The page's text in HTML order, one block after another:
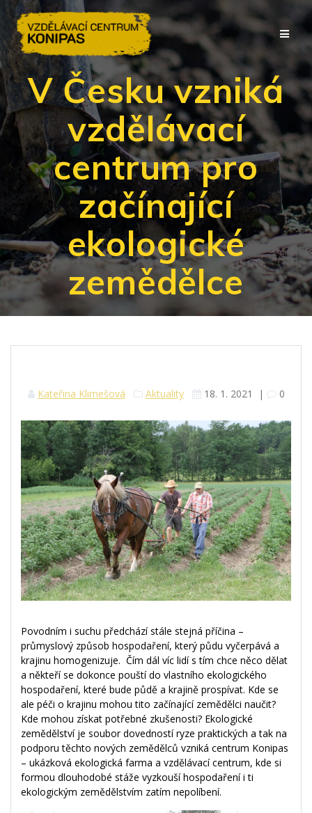
Přeskočit
na
obsah
V Česku vzniká
vzdělávací
centrum pro
začínající
ekologické
zemědělce
Kateřina Klimešová Aktuality 18. 1. 2021 | 0
Povodním i suchu předchází stále stejná příčina –
průmyslový způsob hospodaření, který půdu vyčerpává a
krajinu homogenizuje. Čím dál víc lidí s tím chce něco dělat
a někteří se dokonce pouští do vlastního ekologického
hospodaření, které bude půdě a krajině prospívat. Kde se
ale péči o krajinu mohou tito začínající zemědělci naučit?
Kde mohou získat potřebné zkušenosti? Ekologické
zemědělství je soubor dovedností ryze praktických a tak na
podporu těchto nových zemědělců vzniká centrum Konipas
– ukázková ekologická farma a vzdělávací centrum, kde si
formou dlouhodobé stáže vyzkouší hospodaření i ti
ekologickým zemědělstvím zatím nepolíbení.